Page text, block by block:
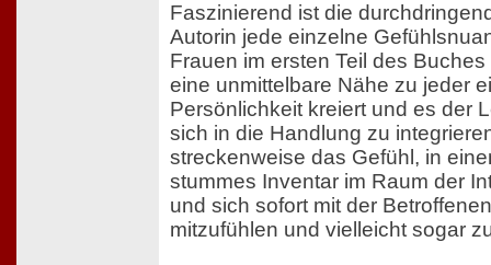
Faszinierend ist die
Autorin jede einzelne
Frauen im ersten Teil des
eine unmittelbare Nähe zu jeder
Persönlichkeit kreiert und es der
sich in die Handlung zu
streckenweise das Gefühl, in
stummes Inventar im Raum der
und sich sofort mit der
mitzufühlen und vielleicht sogar